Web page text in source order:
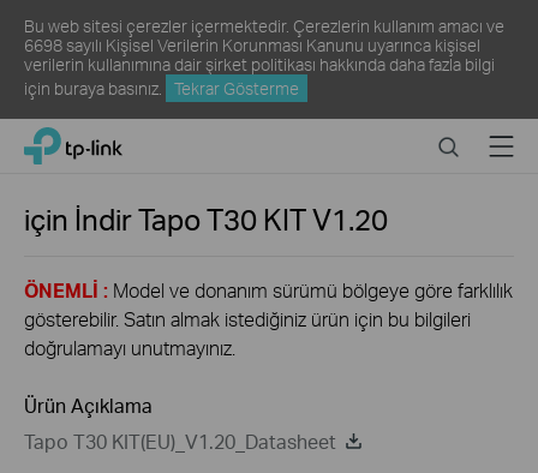
Bu web sitesi çerezler içermektedir. Çerezlerin kullanım amacı ve
6698 sayılı Kişisel Verilerin Korunması Kanunu uyarınca kişisel
verilerin kullanımına dair şirket politikası hakkında daha fazla bilgi
için buraya basınız. Tekrar Gösterme
Click
navigation
TP-Link, Reliably Smart SearchMenu
için İndirTapo T30 KITV1.20
ÖNEMLİ : Model ve donanım sürümü bölgeye göre farklılık
gösterebilir. Satın almak istediğiniz ürün için bu bilgileri
doğrulamayı unutmayınız.
Ürün Açıklama
Tapo T30 KIT(EU)_V1.20_Datasheet